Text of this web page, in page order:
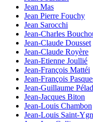
Jean Mas
Jean Pierre Fouchy
Jean Sarocchi
Jean-Charles
Jean-Claude Dousset
Jean-Claude Royère
Jean-Etienne Joullié
Jean-François Mattéi
Jean-François
Jean-Guillaume
Jean-Jacques Biton
Jean-Louis Chambon
Jean-Louis Saint-